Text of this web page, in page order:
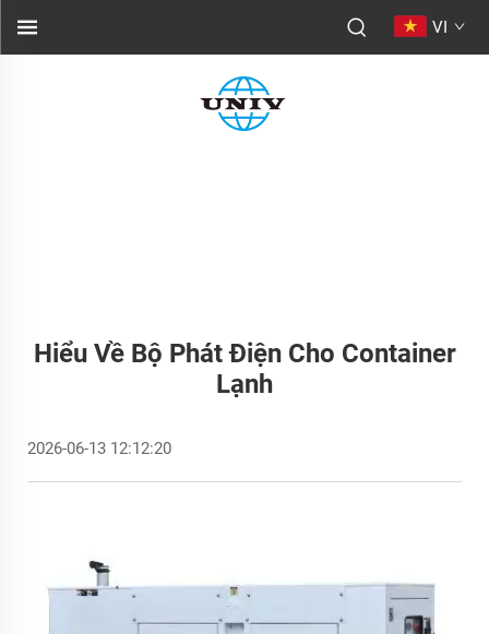
VI
Hiểu Về Bộ Phát Điện Cho Container
Lạnh
2026-06-13 12:12:20